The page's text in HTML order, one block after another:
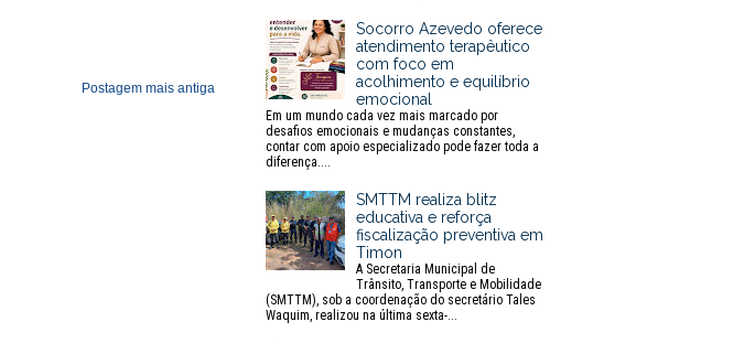
Postagem mais antiga
Socorro Azevedo oferece
atendimento terapêutico
com foco em
acolhimento e equilíbrio
emocional
Em um mundo cada vez mais marcado por
desafios emocionais e mudanças constantes,
contar com apoio especializado pode fazer toda a
diferença....
SMTTM realiza blitz
educativa e reforça
fiscalização preventiva em
Timon
A Secretaria Municipal de
Trânsito, Transporte e Mobilidade
(SMTTM), sob a coordenação do secretário Tales
Waquim, realizou na última sexta-...